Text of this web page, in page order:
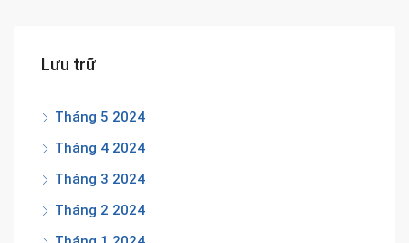
Lưu trữ
Tháng 5 2024
Tháng 4 2024
Tháng 3 2024
Tháng 2 2024